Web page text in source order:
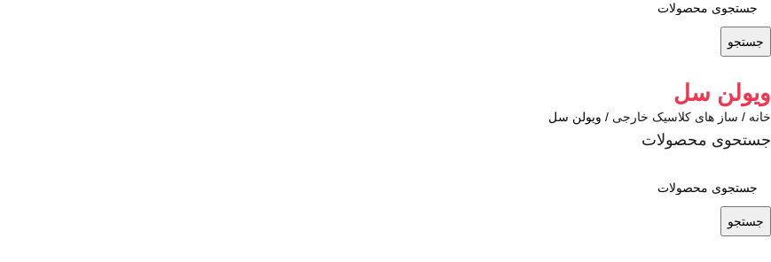
جستجو
ویولن سل
خانه ساز های کلاسیک خارجی ویولن سل
جستحوی محصولات
جستجو